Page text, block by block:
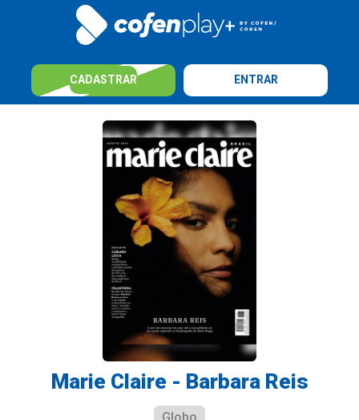
CADASTRAR ENTRAR
Marie Claire - Barbara Reis